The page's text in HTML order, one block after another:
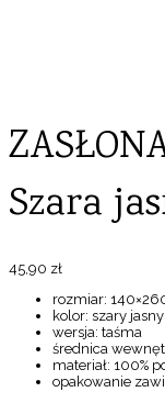
Szara
45,90 zł
rozmiar:
kolor: szary jasny
wersja: taśma
średnica
materiał: 100%
opakowanie